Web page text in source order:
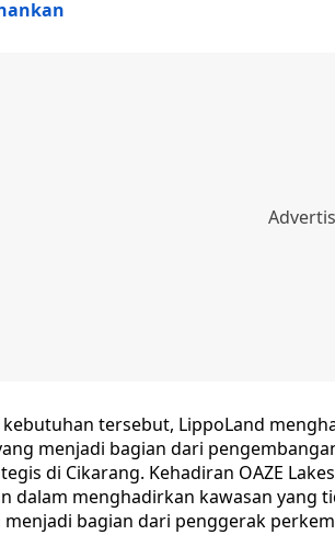
tersebut, LippoLand
menjadi bagian dari
di Cikarang. Kehadiran OAZE
dalam menghadirkan kawasan yang
bagian dari penggerak